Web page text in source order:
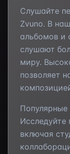
Слушайте
Zvuno. В
альбомов и
слушают
миру.
позволяет
Популярные
Исследуйте
включая